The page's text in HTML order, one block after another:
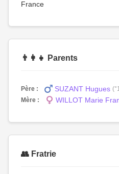
France
👨‍👩‍👧 Parents
Père : SUZANT Hugues
Mère :
WILLOT Marie
👥 Fratrie